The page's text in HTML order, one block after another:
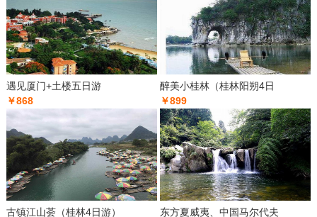
遇见厦门+土楼五日游
￥868
醉美小桂林（桂林阳朔4日
￥899
古镇江山荟（桂林4日游）
东方夏威夷、中国马尔代夫